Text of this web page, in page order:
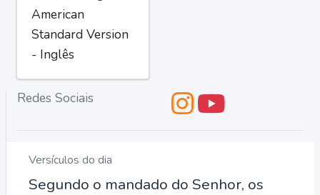
American
Standard Version
- Inglês
Redes Sociais
Versículos do dia
Segundo o mandado do Senhor, os